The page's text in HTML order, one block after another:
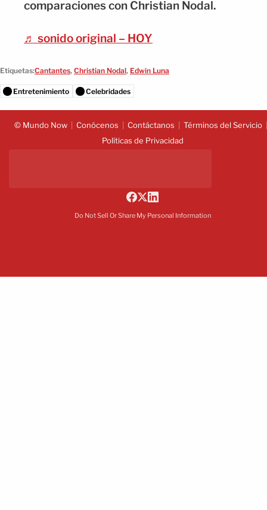
comparaciones con Christian Nodal.
♬ sonido original – HOY
Etiquetas:Cantantes, Christian Nodal, Edwin Luna
Entretenimiento Celebridades
© Mundo Now Conócenos Contáctanos
Términos del Servicio
Políticas de Privacidad
Do Not Sell Or Share My Personal Information